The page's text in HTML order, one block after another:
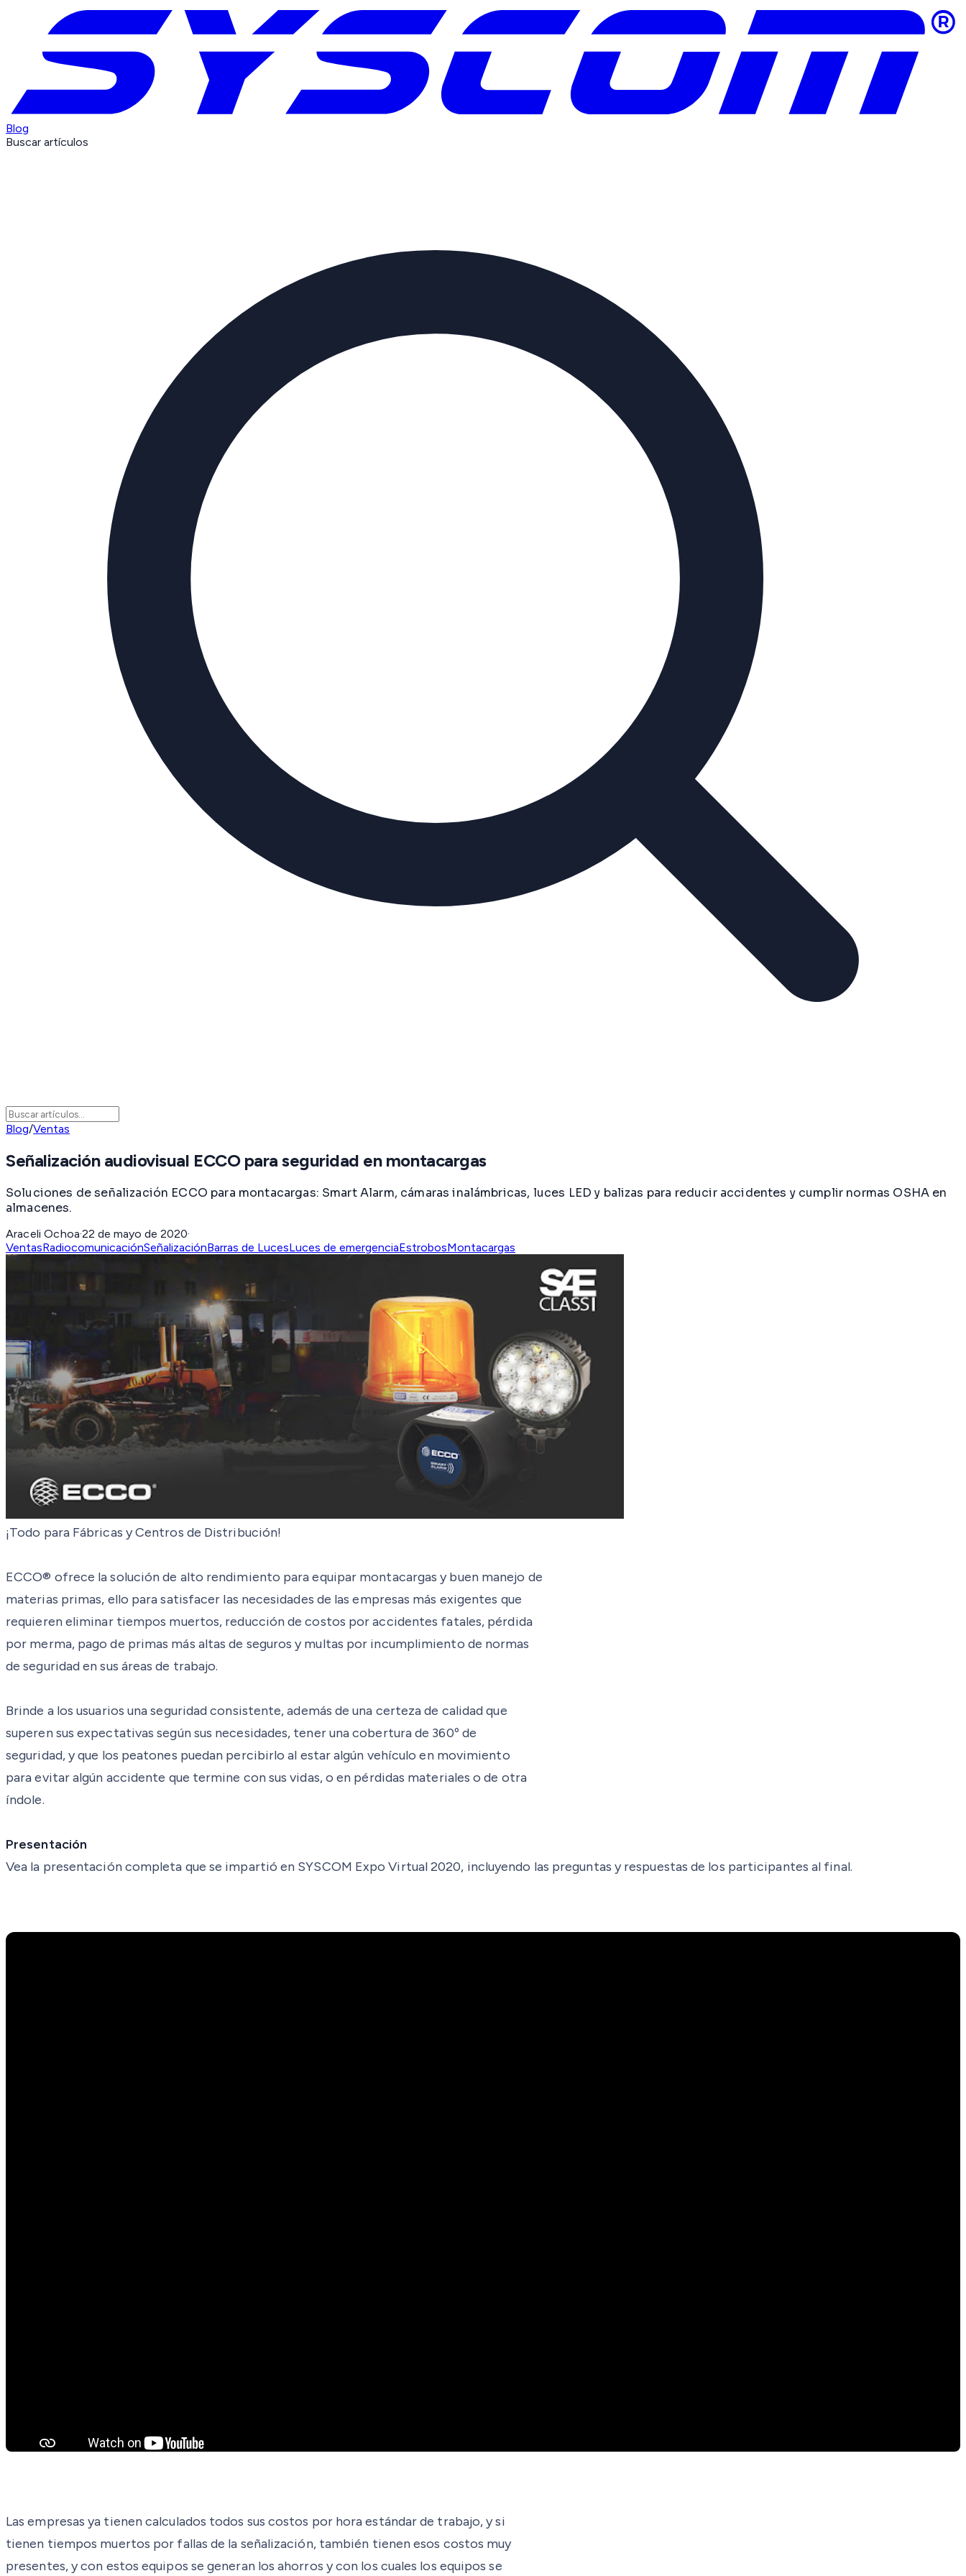
Blog
Buscar artículos
Blog/Ventas
Señalización audiovisual ECCO para seguridad en montacargas
Soluciones de señalización ECCO para montacargas: Smart Alarm, cámaras inalámbricas, luces LED y balizas para reducir accidentes y cumplir normas OSHA en
almacenes.
Araceli Ochoa·22 de mayo de 2020·
VentasRadiocomunicaciónSeñalizaciónBarras de LucesLuces de emergenciaEstrobosMontacargas
¡Todo para Fábricas y Centros de Distribución!
ECCO® ofrece la solución de alto rendimiento para equipar montacargas y buen manejo de
materias primas, ello para satisfacer las necesidades de las empresas más exigentes que
requieren eliminar tiempos muertos, reducción de costos por accidentes fatales, pérdida
por merma, pago de primas más altas de seguros y multas por incumplimiento de normas
de seguridad en sus áreas de trabajo.
Brinde a los usuarios una seguridad consistente, además de una certeza de calidad que
superen sus expectativas según sus necesidades, tener una cobertura de 360º de
seguridad, y que los peatones puedan percibirlo al estar algún vehículo en movimiento
para evitar algún accidente que termine con sus vidas, o en pérdidas materiales o de otra
índole.
Presentación
Vea la presentación completa que se impartió en SYSCOM Expo Virtual 2020, incluyendo las preguntas y respuestas de los participantes al final.
Las empresas ya tienen calculados todos sus costos por hora estándar de trabajo, y si
tienen tiempos muertos por fallas de la señalización, también tienen esos costos muy
presentes, y con estos equipos se generan los ahorros y con los cuales los equipos se